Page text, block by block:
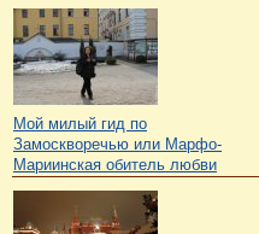
Мой милый гид по
Замоскворечью или Марфо-
Мариинская обитель любви